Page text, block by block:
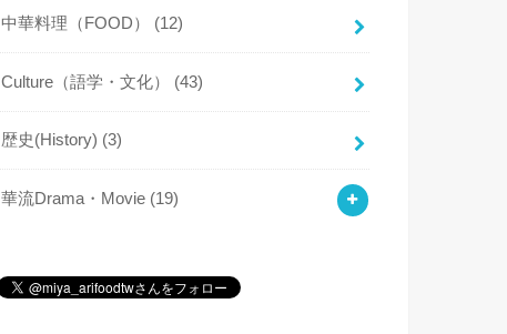
中華料理（FOOD） (12)
Culture（語学・文化） (43)
歴史(History) (3)
華流Drama・Movie (19)